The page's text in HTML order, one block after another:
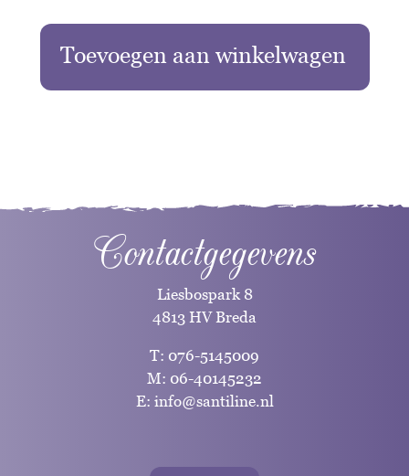
Toevoegen aan winkelwagen
Contactgegevens
Liesbospark 8
4813 HV Breda
T: 076-5145009
M: 06-40145232
E: info@santiline.nl